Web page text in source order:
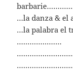
…la danza &
…la palabra el
…………………